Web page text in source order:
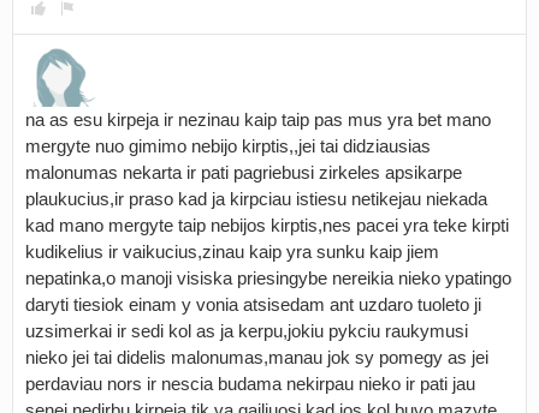
na as esu kirpeja ir nezinau kaip taip pas mus yra bet mano
mergyte nuo gimimo nebijo kirptis,,jei tai didziausias
malonumas nekarta ir pati pagriebusi zirkeles apsikarpe
plaukucius,ir praso kad ja kirpciau istiesu netikejau niekada
kad mano mergyte taip nebijos kirptis,nes pacei yra teke kirpti
kudikelius ir vaikucius,zinau kaip yra sunku kaip jiem
nepatinka,o manoji visiska priesingybe nereikia nieko ypatingo
daryti tiesiok einam y vonia atsisedam ant uzdaro tuoleto ji
uzsimerkai ir sedi kol as ja kerpu,jokiu pykciu raukymusi
nieko jei tai didelis malonumas,manau jok sy pomegy as jei
perdaviau nors ir nescia budama nekirpau nieko ir pati jau